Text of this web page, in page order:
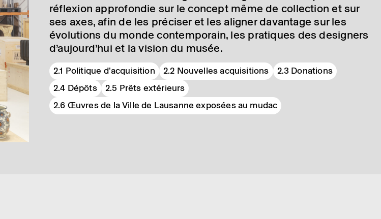
réflexion appro­fon­die sur le concept même de collec­tion et sur
ses axes, afin de les préci­ser et les aligner davan­tage sur les
évolu­tions du monde contem­po­rain, les pratiques des desi­gners
d’aujour­d’hui et la vision du musée.
2.1 Politique d'acquisition 2.2 Nouvelles acquisitions
2.3 Donations
2.4 Dépôts
2.5 Prêts extérieurs
2.6 Œuvres de la Ville de Lausanne exposées au mudac